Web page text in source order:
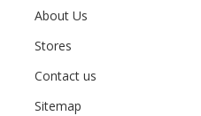
About Us
Stores
Contact us
Sitemap